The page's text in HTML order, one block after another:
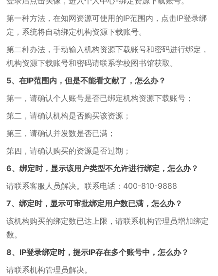
第一种方法，在知网资源可使用的IP范围内，点击IP登录绑
定，系统将自动绑定机构资源下载账号。
第二种办法，手动输入机构资源下载账号和密码进行绑定，
机构资源下载账号和密码请联系学校图书馆获取。
5、在IP范围内，但是不能看文献了，怎么办？
第一，请确认个人账号是否已绑定机构资源下载账号；
第二，请确认机构是否购买该资源；
第三，请确认并发数是否已满；
第四，请确认购买的资源是否过期；
6、绑定时，显示该用户类型不允许进行绑定，怎么办？
请联系客服人员解决。联系电话：400-810-9888
7、绑定时，显示可审批绑定用户数已满，怎么办？
该机构购买的绑定数已达上限，请联系机构管理员增加绑定
数。
8、IP登录绑定时，提示IP存在多个账号中，怎么办？
请联系机构管理员解决。